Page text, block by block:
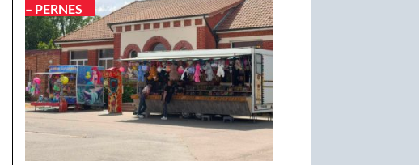
– PERNES